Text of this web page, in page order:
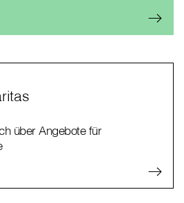
über Angebote für